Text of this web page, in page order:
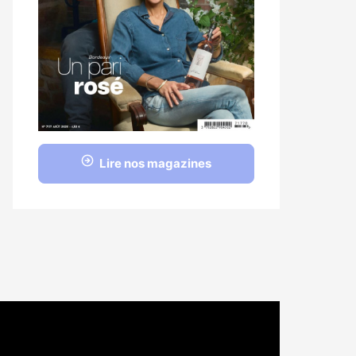
Lire nos magazines